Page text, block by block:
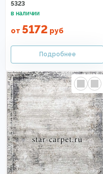
5323
от 5172 руб